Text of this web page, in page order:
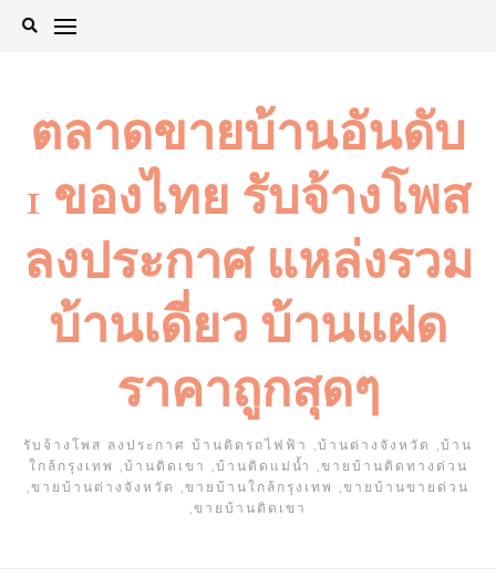
Skip
ตลาดขายบ้านอันดับ
1 ของไทย รับจ้างโพส
ลงประกาศ แหล่งรวม
บ้านเดี่ยว บ้านแฝด
ราคาถูกสุดๆ
รับจ้างโพส ลงประกาศ บ้านติดรถไฟฟ้า ,บ้านต่างจังหวัด ,บ้าน
ใกล้กรุงเทพ ,บ้านติดเขา ,บ้านติดแม่น้ำ ,ขายบ้านติดทางด่วน
,ขายบ้านต่างจังหวัด ,ขายบ้านใกล้กรุงเทพ ,ขายบ้านขายด่วน
,ขายบ้านติดเขา